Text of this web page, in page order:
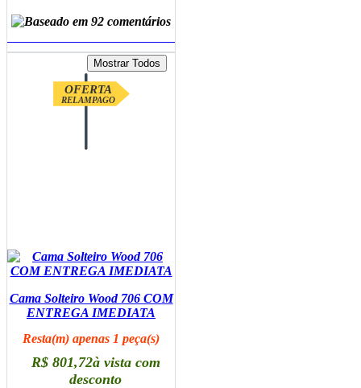
OFERTA
RELAMPAGO
Cama Solteiro Wood 706 COM
ENTREGA IMEDIATA
Resta(m) apenas 1 peça(s)
R$ 801,72à vista com
desconto